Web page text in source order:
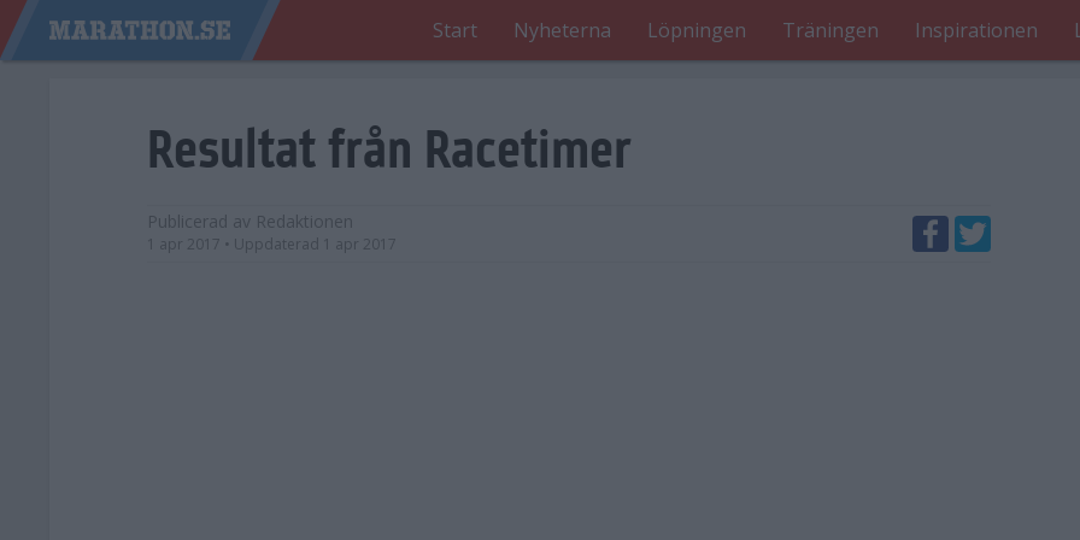
Start Nyheterna Löpningen Träningen Inspirationen
Resultat från Racetimer
Publicerad av Redaktionen
1 apr 2017 • Uppdaterad 1 apr 2017